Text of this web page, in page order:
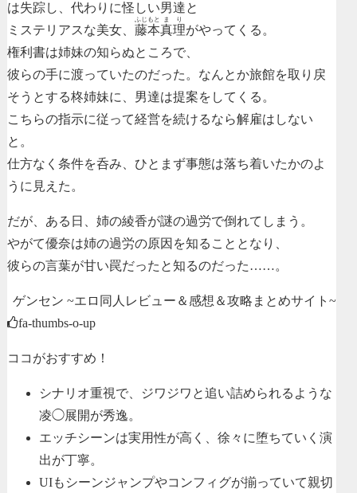
は失踪し、代わりに怪しい男達と
ミステリアスな美女、 藤本
ふじもと
真理
まり
がやってくる。
権利書は姉妹の知らぬところで、
彼らの手に渡っていたのだった。 なんとか旅館を取り戻
そうとする柊姉妹に、男達は提案をしてくる。
こちらの指示に従って経営を続けるなら解雇はしない
と。
仕方なく条件を呑み、ひとまず事態は落ち着いたかのよ
うに見えた。
だが、ある日、姉の綾香が謎の過労で倒れてしまう。
やがて優奈は姉の過労の原因を知ることとなり、
彼らの言葉が甘い罠だったと知るのだった……。
ゲンセン ~エロ同人レビュー＆感想＆攻略まとめサイト~
fa-thumbs-o-up
ココがおすすめ！
シナリオ重視で、ジワジワと追い詰められるような
凌◯展開が秀逸。
エッチシーンは実用性が高く、徐々に堕ちていく演
出が丁寧。
UIもシーンジャンプやコンフィグが揃っていて親切